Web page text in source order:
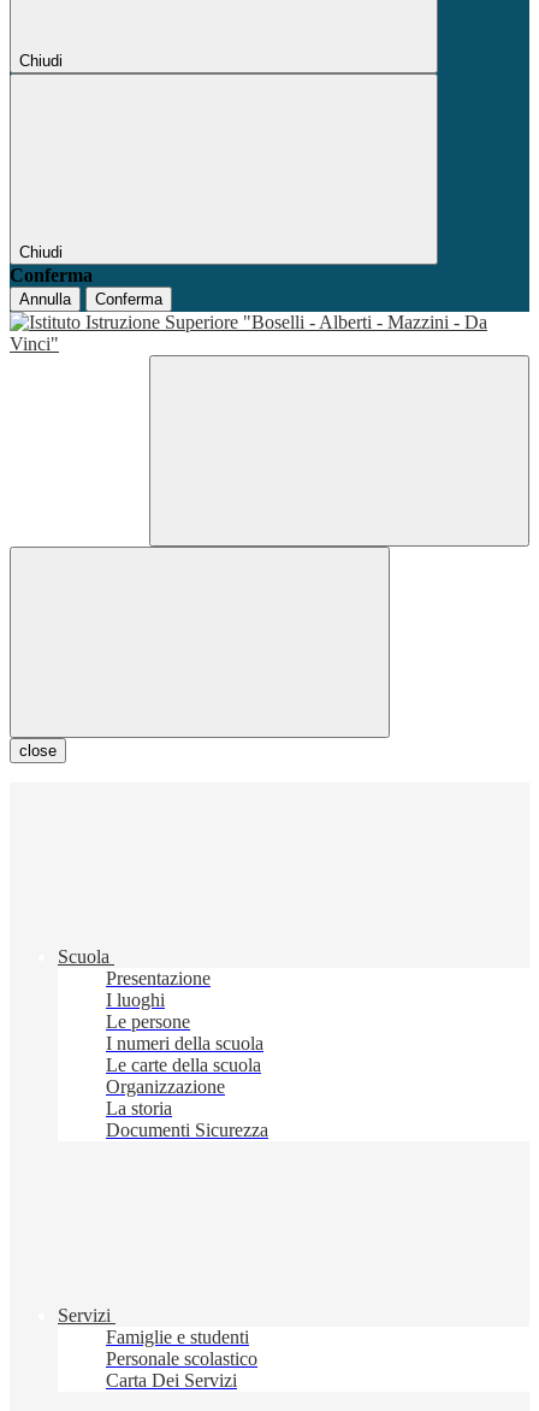
Chiudi
Chiudi
Conferma
Annulla Conferma
close
Scuola
Presentazione
I luoghi
Le persone
I numeri della scuola
Le carte della scuola
Organizzazione
La storia
Documenti Sicurezza
Servizi
Famiglie e studenti
Personale scolastico
Carta Dei Servizi